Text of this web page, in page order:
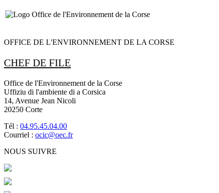
OFFICE DE L'ENVIRONNEMENT DE LA CORSE
CHEF DE FILE
Office de l'Environnement de la Corse
Uffiziu di l'ambiente di a Corsica
14, Avenue Jean Nicoli
20250 Corte
Tél : 04.95.45.04.00
Courriel : ocic@oec.fr
NOUS SUIVRE